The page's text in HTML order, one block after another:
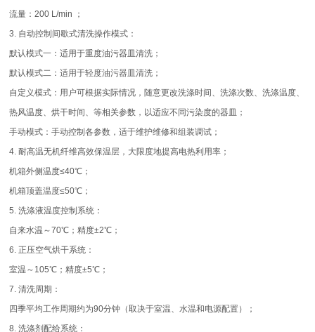
流量：200 L/min ；
3. 自动控制间歇式清洗操作模式：
默认模式一：适用于重度油污器皿清洗；
默认模式二：适用于轻度油污器皿清洗；
自定义模式：用户可根据实际情况，随意更改洗涤时间、洗涤次数、洗涤温度、
热风温度、烘干时间、等相关参数，以适应不同污染度的器皿；
手动模式：手动控制各参数，适于维护维修和组装调试；
4. 耐高温无机纤维高效保温层，大限度地提高电热利用率；
机箱外侧温度≤40℃；
机箱顶盖温度≤50℃；
5. 洗涤液温度控制系统：
自来水温～70℃；精度±2℃；
6. 正压空气烘干系统：
室温～105℃；精度±5℃；
7. 清洗周期：
四季平均工作周期约为90分钟（取决于室温、水温和电源配置）；
8. 洗涤剂配给系统：